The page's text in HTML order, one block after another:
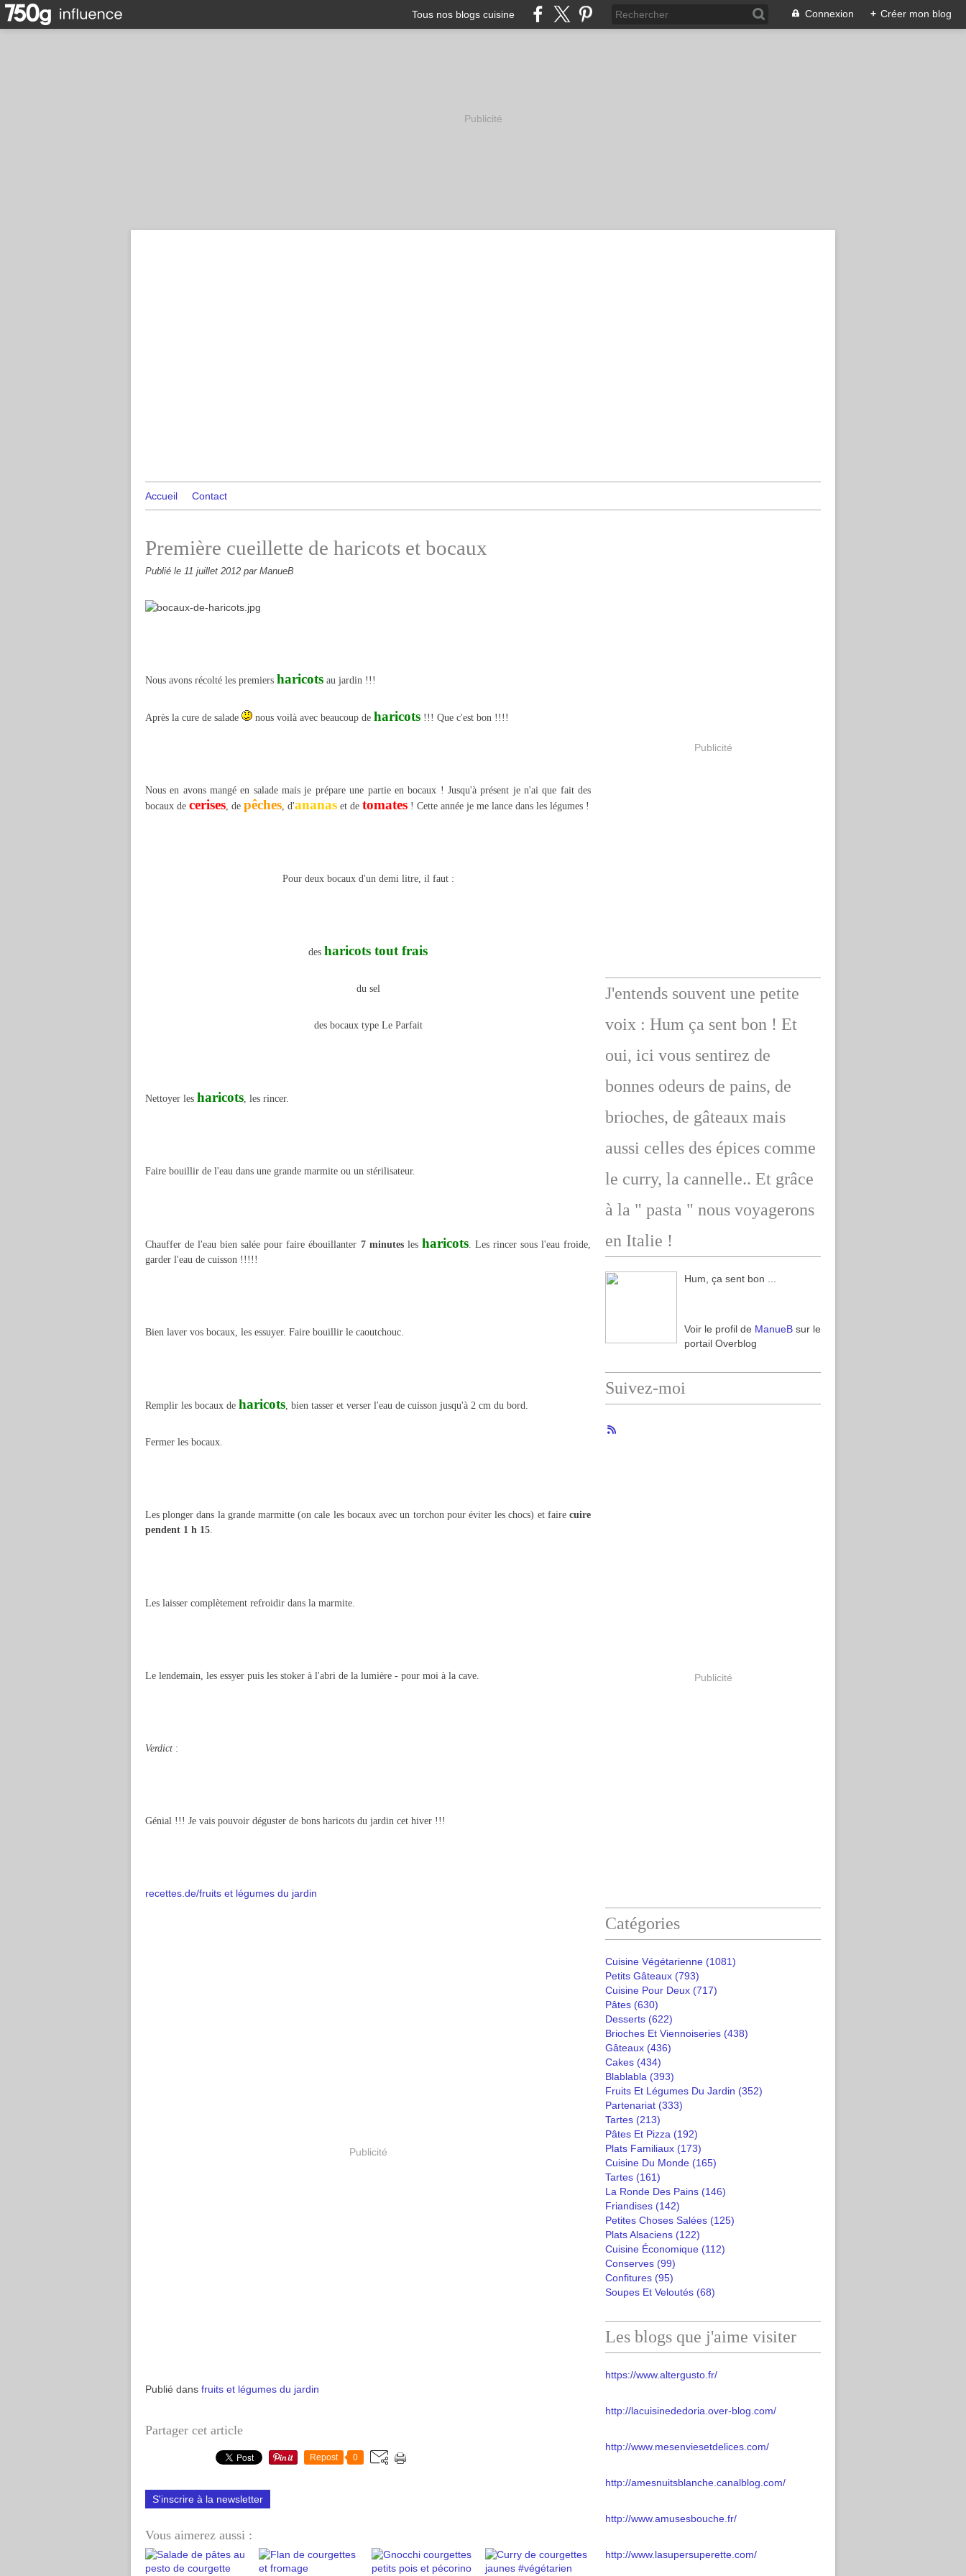
Tous nos blogs cuisine Connexion + Créer mon blog
Publicité
Accueil Contact
Première cueillette de haricots et bocaux
Publié le 11 juillet 2012 par ManueB
Nous avons récolté les premiers haricots au jardin !!!
Après la cure de salade nous voilà avec beaucoup de haricots !!! Que c'est bon !!!!
Nous en avons mangé en salade mais je prépare une partie en bocaux ! Jusqu'à présent je n'ai que fait des
bocaux de cerises, de pêches, d'ananas et de tomates ! Cette année je me lance dans les légumes !
Pour deux bocaux d'un demi litre, il faut :
des haricots tout frais
du sel
des bocaux type Le Parfait
Nettoyer les haricots, les rincer.
Faire bouillir de l'eau dans une grande marmite ou un stérilisateur.
Chauffer de l'eau bien salée pour faire ébouillanter 7 minutesles haricots. Les rincer sous l'eau froide,
garder l'eau de cuisson !!!!!
Bien laver vos bocaux, les essuyer. Faire bouillir le caoutchouc.
Remplir les bocaux de haricots, bien tasser et verser l'eau de cuisson jusqu'à 2 cm du bord.
Fermer les bocaux.
Les plonger dans la grande marmitte (on cale les bocaux avec un torchon pour éviter les chocs) et faire cuire
pendent 1 h 15.
Les laisser complètement refroidir dans la marmite.
Le lendemain, les essyer puis les stoker à l'abri de la lumière - pour moi à la cave.
Verdict :
Génial !!! Je vais pouvoir déguster de bons haricots du jardin cet hiver !!!
recettes.de/fruits et légumes du jardin
Publicité
Publié dans fruits et légumes du jardin
Partager cet article
Repost 0
S'inscrire à la newsletter
Vous aimerez aussi :
Publicité
J'entends souvent une petite
voix : Hum ça sent bon ! Et
oui, ici vous sentirez de
bonnes odeurs de pains, de
brioches, de gâteaux mais
aussi celles des épices comme
le curry, la cannelle.. Et grâce
à la " pasta " nous voyagerons
en Italie !
Hum, ça sent bon ...
Voir le profil de ManueB sur le
portail Overblog
Suivez-moi
Publicité
Catégories
Cuisine Végétarienne (1081)
Petits Gâteaux (793)
Cuisine Pour Deux (717)
Pâtes (630)
Desserts (622)
Brioches Et Viennoiseries (438)
Gâteaux (436)
Cakes (434)
Blablabla (393)
Fruits Et Légumes Du Jardin (352)
Partenariat (333)
Tartes (213)
Pâtes Et Pizza (192)
Plats Familiaux (173)
Cuisine Du Monde (165)
Tartes (161)
La Ronde Des Pains (146)
Friandises (142)
Petites Choses Salées (125)
Plats Alsaciens (122)
Cuisine Économique (112)
Conserves (99)
Confitures (95)
Soupes Et Veloutés (68)
Les blogs que j'aime visiter
https://www.altergusto.fr/
http://lacuisinededoria.over-blog.com/
http://www.mesenviesetdelices.com/
http://amesnuitsblanche.canalblog.com/
http://www.amusesbouche.fr/
http://www.lasupersuperette.com/